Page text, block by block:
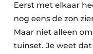
Eerst met elkaar
nog eens de zon
Maar niet alleen
tuinset. Je weet